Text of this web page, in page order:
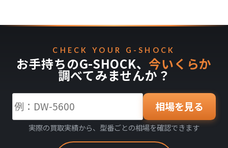
CHECK YOUR G-SHOCK
お手持ちのG-SHOCK、今いくらか
調べてみませんか？
相場を見る
実際の買取実績から、型番ごとの相場を確認できます